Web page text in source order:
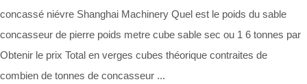
concassé niévre Shanghai Machinery Quel est le poids du sable
concasseur de pierre poids metre cube sable sec ou 1 6 tonnes par
Obtenir le prix Total en verges cubes théorique contraites de
combien de tonnes de concasseur ...